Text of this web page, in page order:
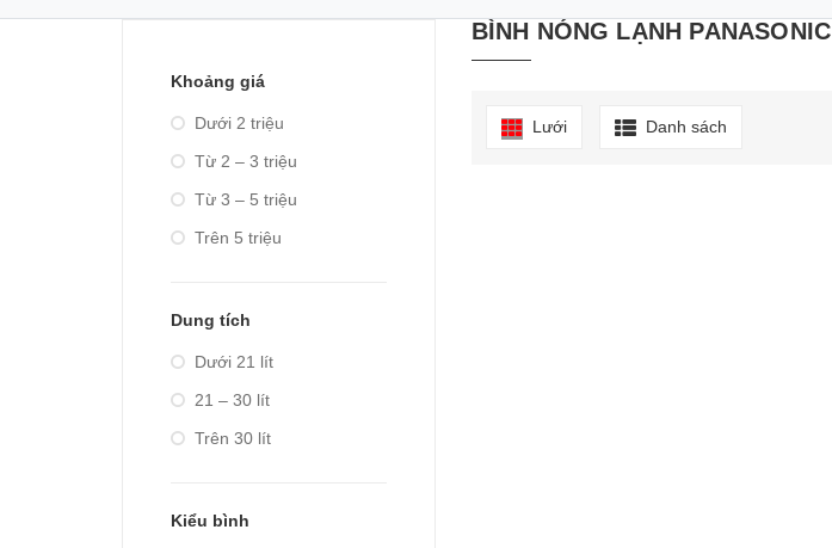
Khoảng giá
Dưới 2 triệu
Từ 2 – 3 triệu
Từ 3 – 5 triệu
Trên 5 triệu
Dung tích
Dưới 21 lít
21 – 30 lít
Trên 30 lít
Kiểu bình
BÌNH NÓNG LẠNH PANASONIC
Lưới Danh sách